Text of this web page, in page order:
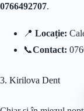
0766492707.
📍 Locație:
📞Contact:
3. Kirilova Dent